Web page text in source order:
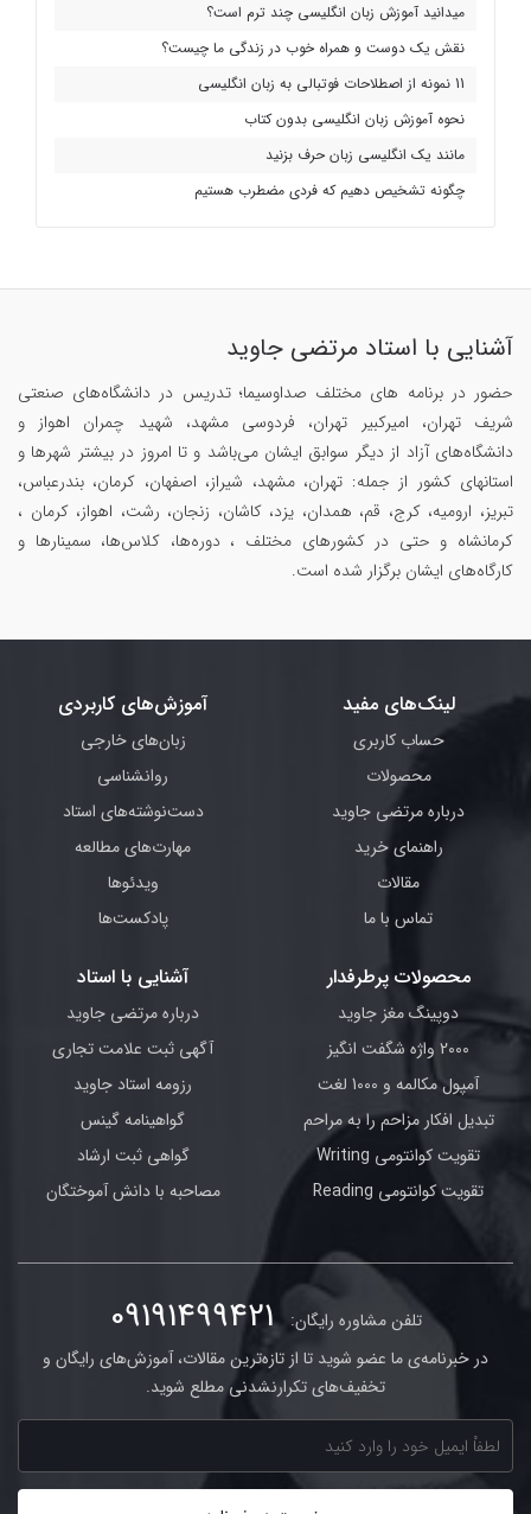
میدانید آموزش زبان انگلیسی چند ترم است؟
نقش یک دوست و همراه خوب در زندگی ما چیست؟
11 نمونه از اصطلاحات فوتبالی به زبان انگلیسی
نحوه آموزش زبان انگلیسی بدون کتاب
مانند یک انگلیسی زبان حرف بزنید
چگونه تشخیص دهیم که فردی مضطرب هستیم
آشنایی با استاد مرتضی جاوید
حضور در برنامه های مختلف صداوسیما؛ تدریس در دانشگاه‌های صنعتی
شریف تهران، امیرکبیر تهران، فردوسی مشهد، شهید چمران اهواز و
دانشگاه‌های آزاد از دیگر سوابق ایشان می‌باشد و تا امروز در بیشتر شهرها و
استانهای کشور از جمله: تهران، مشهد، شیراز، اصفهان، کرمان، بندرعباس،
تبریز، ارومیه، کرج، قم، همدان، یزد، کاشان، زنجان، رشت، اهواز، کرمان ،
کرمانشاه و حتی در کشورهای مختلف ، دوره‌ها، کلاس‌ها، سمینار‌ها و
کارگاه‌های ایشان برگزار شده است.
لینک‌های مفید
حساب کاربری
محصولات
درباره مرتضی جاوید
راهنمای خرید
مقالات
تماس با ما
آموزش‌های کاربردی
زبان‌های خارجی
روانشناسی
دست‌نوشته‌های استاد
مهارت‌های مطالعه
ویدئوها
پادکست‌ها
محصولات پرطرفدار
دوپینگ مغز جاوید
2000 واژه شگفت انگیز
آمپول مکالمه و 1000 لغت
تبدیل افکار مزاحم را به مراحم
تقویت کوانتومی Writing
تقویت کوانتومی Reading
آشنایی با استاد
درباره مرتضی جاوید
آگهی ثبت علامت تجاری
رزومه استاد جاوید
گواهینامه گینس
گواهی ثبت ارشاد
مصاحبه با دانش آموختگان
تلفن مشاوره رایگان: 09191499421
در خبرنامه‌ی ما عضو شوید تا از تازه‌ترین مقالات، آموزش‌های رایگان و
تخفیف‌های تکرارنشدنی مطلع شوید.